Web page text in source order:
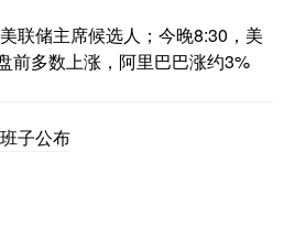
联储主席候选人；今晚8:30，美
前多数上涨，阿里巴巴涨约3%
子公布